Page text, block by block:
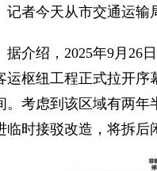
今天从市交通运输局
绍，2025年9月26日
运枢纽工程正式拉开序
。考虑到该区域有两年
临时接驳改造，将拆后